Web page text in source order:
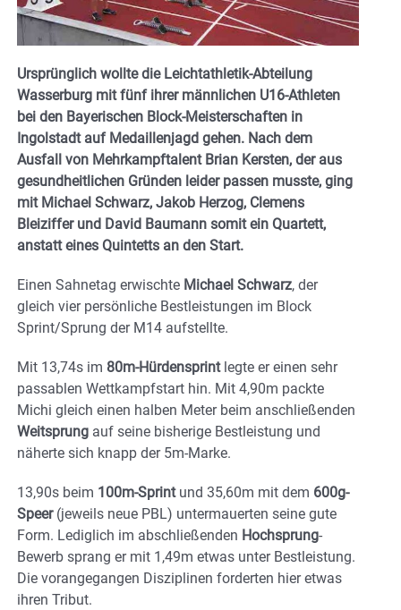
Ursprünglich wollte die Leichtathletik-Abteilung
Wasserburg mit fünf ihrer männlichen U16-Athleten
bei den Bayerischen Block-Meisterschaften in
Ingolstadt auf Medaillenjagd gehen. Nach dem
Ausfall von Mehrkampftalent Brian Kersten, der aus
gesundheitlichen Gründen leider passen musste, ging
mit Michael Schwarz, Jakob Herzog, Clemens
Bleiziffer und David Baumann somit ein Quartett,
anstatt eines Quintetts an den Start.
Einen Sahnetag erwischte Michael Schwarz, der
gleich vier persönliche Bestleistungen im Block
Sprint/Sprung der M14 aufstellte.
Mit 13,74s im 80m-Hürdensprintlegte er einen sehr
passablen Wettkampfstart hin. Mit 4,90m packte
Michi gleich einen halben Meter beim anschließenden
Weitsprung auf seine bisherige Bestleistung und
näherte sich knapp der 5m-Marke.
13,90s beim 100m-Sprintund 35,60m mit dem 600g-
Speer(jeweils neue PBL) untermauerten seine gute
Form. Lediglich im abschließenden Hochsprung-
Bewerb sprang er mit 1,49m etwas unter Bestleistung.
Die vorangegangen Disziplinen forderten hier etwas
ihren Tribut.